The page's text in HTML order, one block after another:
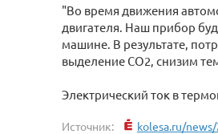
"Во время движения
двигателя. Наш прибор
машине. В результате,
выделение СО2, снизим
Электрический ток в
Источник: kolesa.ru/